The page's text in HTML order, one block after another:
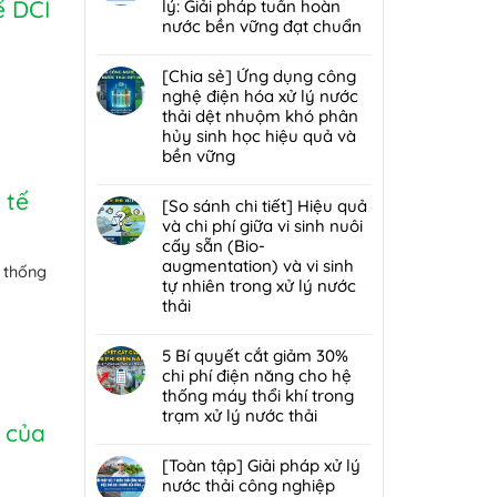
DCI
tế
thống
mùi
trung
chuyển
rác
hiệu
quả,
chuẩn
2026
bùn
thải
hại:
Ép
bùn
khung
bản
hay
bùn
ly
tâm
tối
ưu
hơn
nhà
máy
quy
mô
vừa?
ở
Giải
7
lỗi
phổ
biến
khiến
đốt
rác
nhanh
hỏng
và
cách
bảo
định
kỳ
từ
chuyên
DCI
lý: Giải pháp tuần hoàn
nước bền vững đạt chuẩn
có
bình
luận
ở
[Chia
sẻ]
lược
tái
sử
dụng
80%
nước
sau
xử
lý:
Giải
pháp
hoàn
nước
[Chia sẻ] Ứng dụng công
nghệ điện hóa xử lý nước
thải dệt nhuộm khó phân
hủy sinh học hiệu quả và
bền vững
có
bình
luận
ở
[Chia
sẻ]
Ứng
công
nghệ
điện
hóa
lý
nước
[So sánh chi tiết] Hiệu quả
và chi phí giữa vi sinh nuôi
cấy sẵn (Bio-
augmentation) và vi sinh
tự nhiên trong xử lý nước
thải
có
bình
luận
ở
[So
chi
tiết]
5 Bí quyết cắt giảm 30%
chi phí điện năng cho hệ
thống máy thổi khí trong
trạm xử lý nước thải
có
bình
[Toàn tập] Giải pháp xử lý
nước thải công nghiệp